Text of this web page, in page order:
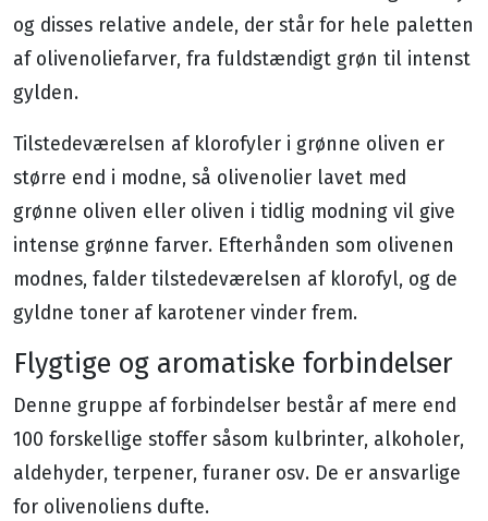
og disses relative andele, der står for hele paletten
af olivenoliefarver, fra fuldstændigt grøn til intenst
gylden.
Tilstedeværelsen af klorofyler i grønne oliven er
større end i modne, så olivenolier lavet med
grønne oliven eller oliven i tidlig modning vil give
intense grønne farver. Efterhånden som olivenen
modnes, falder tilstedeværelsen af klorofyl, og de
gyldne toner af karotener vinder frem.
Flygtige og aromatiske forbindelser
Denne gruppe af forbindelser består af mere end
100 forskellige stoffer såsom kulbrinter, alkoholer,
aldehyder, terpener, furaner osv. De er ansvarlige
for olivenoliens dufte.